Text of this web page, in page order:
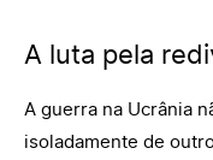
A luta pela
A guerra na Ucrânia
isoladamente de